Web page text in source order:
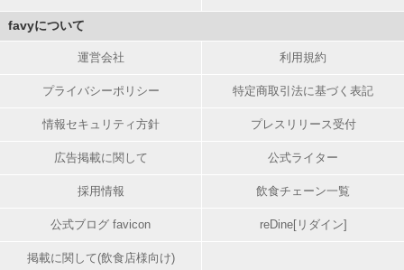
favyについて
運営会社 利用規約
プライバシーポリシー 特定商取引法に基づく表記
情報セキュリティ方針 プレスリリース受付
広告掲載に関して 公式ライター
採用情報 飲食チェーン一覧
公式ブログ favicon reDine[リダイン]
掲載に関して(飲食店様向け)